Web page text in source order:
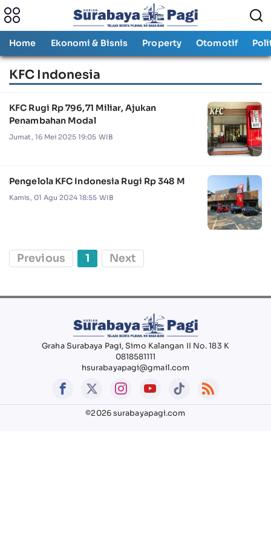
Home Ekonomi & Bisnis Property Otomotif
KFC Indonesia
KFC Rugi Rp 796,71 Miliar, Ajukan
Penambahan Modal
Jumat, 16 Mei 2025 19:05 WIB
Pengelola KFC Indonesia Rugi Rp 348 M
Kamis, 01 Agu 2024 18:55 WIB
Previous 1 Next
Graha Surabaya Pagi, Simo Kalangan II No. 183 K
0818581111
hsurabayapagi@gmail.com
©2026 surabayapagi.com